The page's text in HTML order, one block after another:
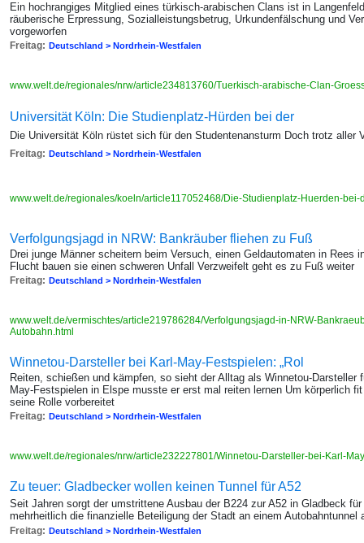
Ein hochrangiges Mitglied eines türkisch-arabischen Clans ist in
räuberische Erpressung, Sozialleistungsbetrug, Urkundenfälschung und
vorgeworfen
Freitag: Deutschland > Nordrhein-Westfalen
www.welt.de/regionales/nrw/article234813760/Tuerkisch-arabische-Clan-
Universität Köln: Die Studienplatz-Hürden bei der
Die Universität Köln rüstet sich für den Studentenansturm Doch trotz aller
Freitag: Deutschland > Nordrhein-Westfalen
www.welt.de/regionales/koeln/article117052468/Die-Studienplatz-Huerden-
Verfolgungsjagd in NRW: Bankräuber fliehen zu Fuß
Drei junge Männer scheitern beim Versuch, einen Geldautomaten in Rees
Flucht bauen sie einen schweren Unfall Verzweifelt geht es zu Fuß weiter
Freitag: Deutschland > Nordrhein-Westfalen
www.welt.de/vermischtes/article219786284/Verfolgungsjagd-in-NRW-
Autobahn.html
Winnetou-Darsteller bei Karl-May-Festspielen: „Rol
Reiten, schießen und kämpfen, so sieht der Alltag als Winnetou-
May-Festspielen in Elspe musste er erst mal reiten lernen Um körperlich
seine Rolle vorbereitet
Freitag: Deutschland > Nordrhein-Westfalen
www.welt.de/regionales/nrw/article232227801/Winnetou-Darsteller-bei-Karl-
Zu teuer: Gladbecker wollen keinen Tunnel für A52
Seit Jahren sorgt der umstrittene Ausbau der B224 zur A52 in Gladbeck
mehrheitlich die finanzielle Beteiligung der Stadt an einem Autobahntunnel
Freitag: Deutschland > Nordrhein-Westfalen